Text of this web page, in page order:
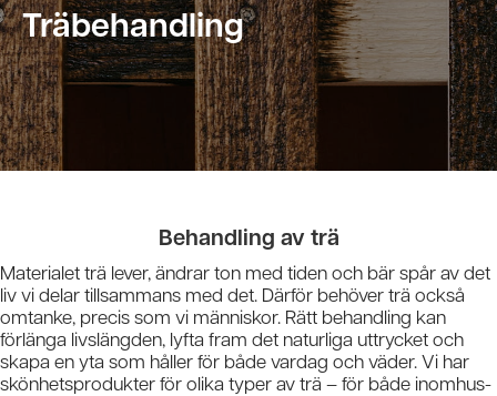
Träbehandling
Behandling av trä
Materialet trä lever, ändrar ton med tiden och bär spår av det
liv vi delar tillsammans med det. Därför behöver trä också
omtanke, precis som vi människor. Rätt behandling kan
förlänga livslängden, lyfta fram det naturliga uttrycket och
skapa en yta som håller för både vardag och väder. Vi har
skönhetsprodukter för olika typer av trä – för både inomhus-